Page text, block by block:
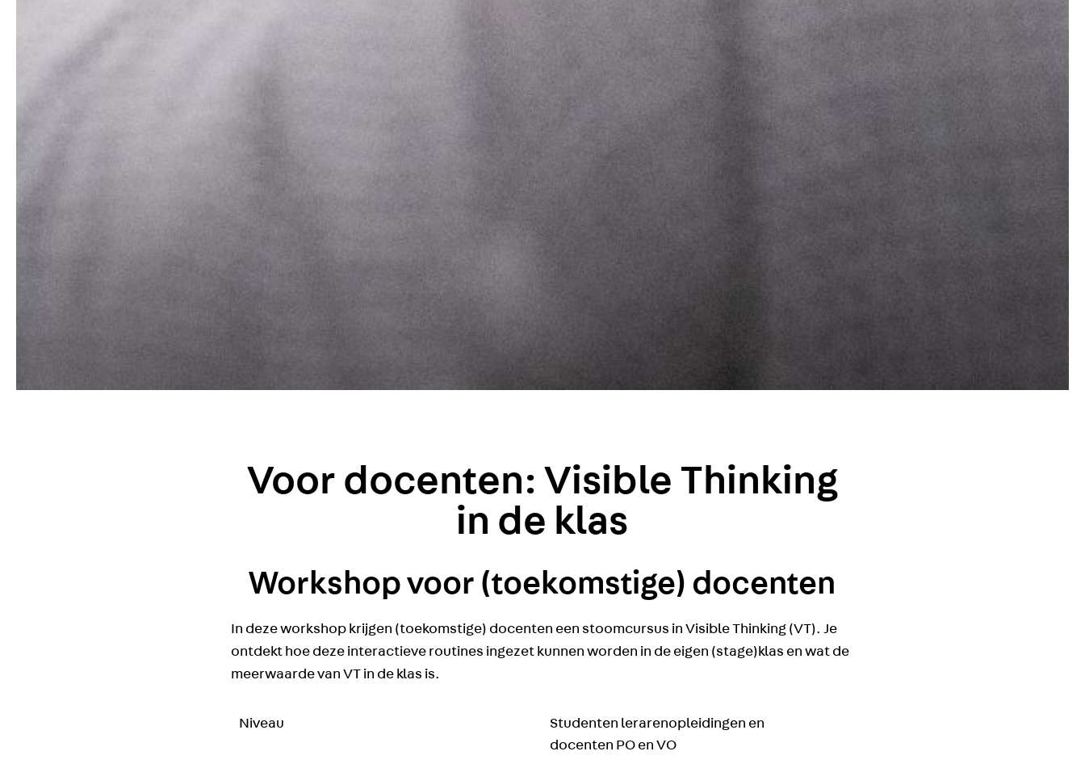
Voor docenten: Visible Thinking
in de klas
Workshop voor (toekomstige) docenten
In deze workshop krijgen (toekomstige) docenten een stoomcursus in Visible Thinking (VT). Je
ontdekt hoe deze interactieve routines ingezet kunnen worden in de eigen (stage)klas en wat de
meerwaarde van VT in de klas is.
Niveau
Studenten lerarenopleidingen en
docenten PO en VO